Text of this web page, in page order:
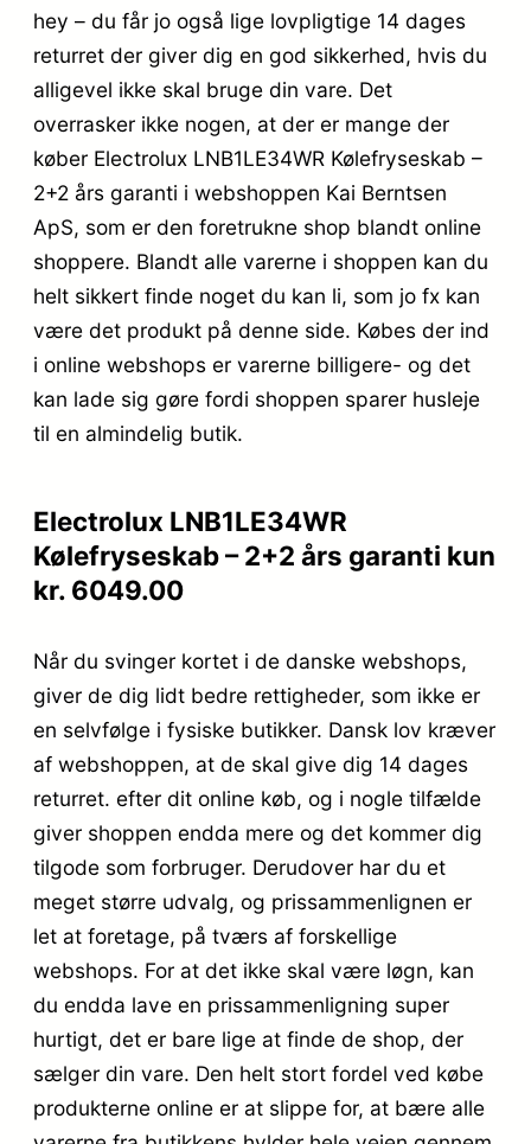
hey – du får jo også lige lovpligtige 14 dages
returret der giver dig en god sikkerhed, hvis du
alligevel ikke skal bruge din vare. Det
overrasker ikke nogen, at der er mange der
køber Electrolux LNB1LE34WR Kølefryseskab –
2+2 års garanti i webshoppen Kai Berntsen
ApS, som er den foretrukne shop blandt online
shoppere. Blandt alle varerne i shoppen kan du
helt sikkert finde noget du kan li, som jo fx kan
være det produkt på denne side. Købes der ind
i online webshops er varerne billigere- og det
kan lade sig gøre fordi shoppen sparer husleje
til en almindelig butik.
Electrolux LNB1LE34WR
Kølefryseskab – 2+2 års garanti kun
kr. 6049.00
Når du svinger kortet i de danske webshops,
giver de dig lidt bedre rettigheder, som ikke er
en selvfølge i fysiske butikker. Dansk lov kræver
af webshoppen, at de skal give dig 14 dages
returret. efter dit online køb, og i nogle tilfælde
giver shoppen endda mere og det kommer dig
tilgode som forbruger. Derudover har du et
meget større udvalg, og prissammenlignen er
let at foretage, på tværs af forskellige
webshops. For at det ikke skal være løgn, kan
du endda lave en prissammenligning super
hurtigt, det er bare lige at finde de shop, der
sælger din vare. Den helt stort fordel ved købe
produkterne online er at slippe for, at bære alle